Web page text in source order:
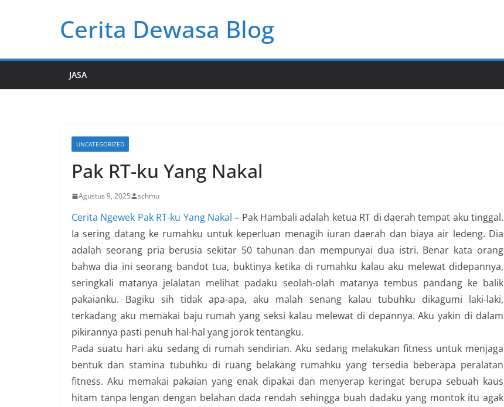
Cerita Dewasa Blog
JASA
UNCATEGORIZED
Pak RT-ku Yang Nakal
Agustus 9, 2025 schmu
Cerita Ngewek Pak RT-ku Yang Nakal – Pak Hambali adalah ketua RT di daerah tempat aku tinggal.
Ia sering datang ke rumahku untuk keperluan menagih iuran daerah dan biaya air ledeng. Dia
adalah seorang pria berusia sekitar 50 tahunan dan mempunyai dua istri. Benar kata orang
bahwa dia ini seorang bandot tua, buktinya ketika di rumahku kalau aku melewat didepannya,
seringkali matanya jelalatan melihat padaku seolah-olah matanya tembus pandang ke balik
pakaianku. Bagiku sih tidak apa-apa, aku malah senang kalau tubuhku dikagumi laki-laki,
terkadang aku memakai baju rumah yang seksi kalau melewat di depannya. Aku yakin di dalam
pikirannya pasti penuh hal-hal yang jorok tentangku.
Pada suatu hari aku sedang di rumah sendirian. Aku sedang melakukan fitness untuk menjaga
bentuk dan stamina tubuhku di ruang belakang rumahku yang tersedia beberapa peralatan
fitness. Aku memakai pakaian yang enak dipakai dan menyerap keringat berupa sebuah kaus
hitam tanpa lengan dengan belahan dada rendah sehingga buah dadaku yang montok itu agak